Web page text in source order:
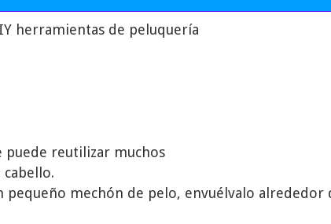
herramientas de peluquería
puede reutilizar muchos
mechón de pelo, envuélvalo alrededor